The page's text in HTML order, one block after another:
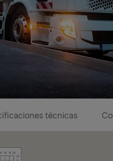
técnicas